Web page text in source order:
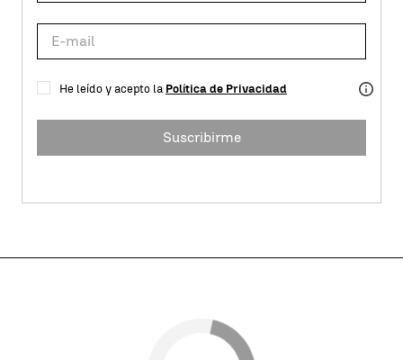
He leído y acepto la Política de Privacidad
Suscribirme